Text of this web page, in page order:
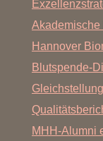
Hannover
Blutspende-
Gleichstellung
MHH-Alumni